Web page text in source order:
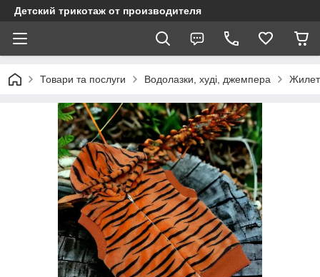
Детский трикотаж от производителя
Товари та послуги Водолазки, худі, джемпера